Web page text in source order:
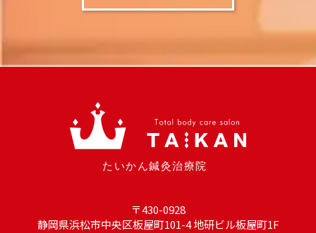
〒430-0928
静岡県浜松市中央区板屋町101-4 地研ビル板屋町1F